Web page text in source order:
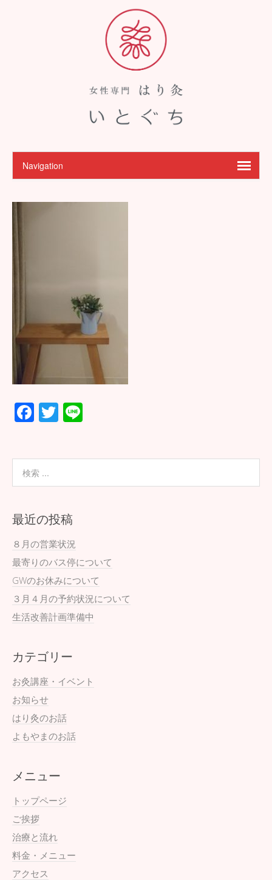
F
b
o
o
k
T
最近の投稿
８月の営業状況
最寄りのバス停について
GWのお休みについて
３月４月の予約状況について
生活改善計画準備中
カテゴリー
お灸講座・イベント
お知らせ
はり灸のお話
よもやまのお話
メニュー
トップページ
ご挨拶
治療と流れ
料金・メニュー
アクセス